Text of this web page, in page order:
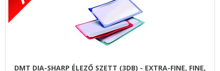
DMT DIA-SHARP ÉLEZŐ SZETT (3DB) - EXTRA-FINE, FINE,